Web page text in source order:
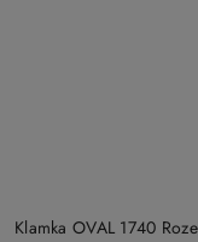
Klamka OVAL 1740